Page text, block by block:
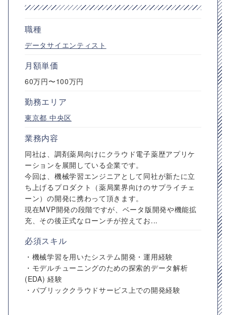
職種
データサイエンティスト
月額単価
60万円〜100万円
勤務エリア
東京都 中央区
業務内容
同社は、調剤薬局向けにクラウド電子薬歴アプリケ
ーションを展開している企業です。
今回は、機械学習エンジニアとして同社が新たに立
ち上げるプロダクト（薬局業界向けのサプライチェ
ーン）の開発に携わって頂きます。
現在MVP開発の段階ですが、ベータ版開発や機能拡
充、その後正式なローンチが控えてお...
必須スキル
・機械学習を用いたシステム開発・運用経験
・モデルチューニングのための探索的データ解析
(EDA) 経験
・パブリッククラウドサービス上での開発経験